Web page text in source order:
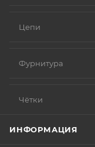
Цепи
Фурнитура
Чётки
ИНФОРМАЦИЯ